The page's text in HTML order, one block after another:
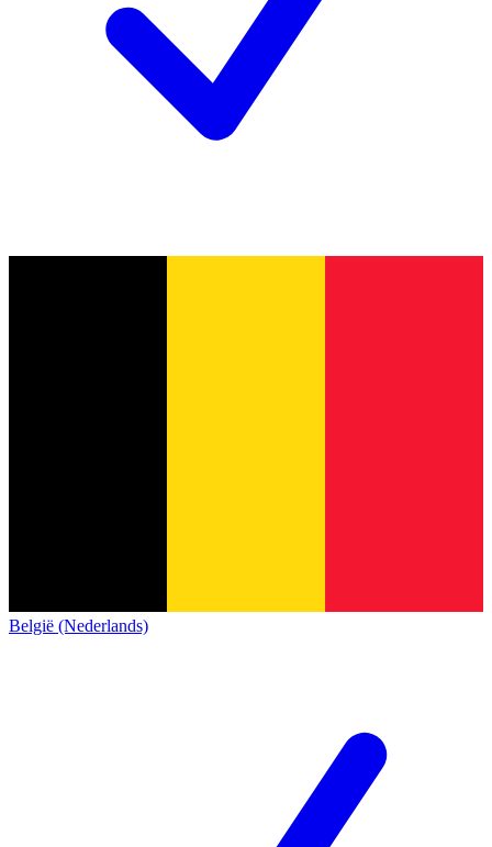
België (Nederlands)